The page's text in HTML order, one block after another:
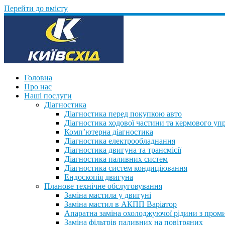
Перейти до вмісту
Головна
Про нас
Наші послуги
Діагностика
Діагностика перед покупкою авто
Діагностика ходової частини та кермового
Комп’ютерна діагностика
Діагностика електрообладнання
Діагностика двигуна та трансмісії
Діагностика паливних систем
Діагностика систем кондиціювання
Ендоскопія двигуна
Планове технічне обслуговування
Заміна мастила у двигуні
Заміна мастил в АКПП Варіатор
Апаратна заміна охолоджуючої рідини з
Заміна фільтрів паливних на повітряних